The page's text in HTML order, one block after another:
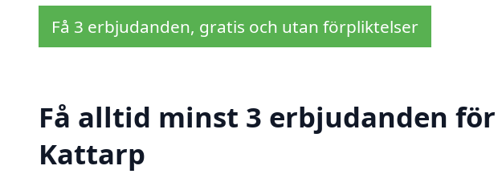
Få 3 erbjudanden, gratis och utan förpliktelser
Få alltid minst 3 erbjudanden
Kattarp